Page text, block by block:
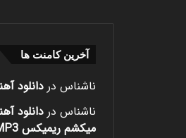
آخرین کامنت ها
ناشناس دردانلود
ناشناس دردانلود
میکشم ریمیکس MP3